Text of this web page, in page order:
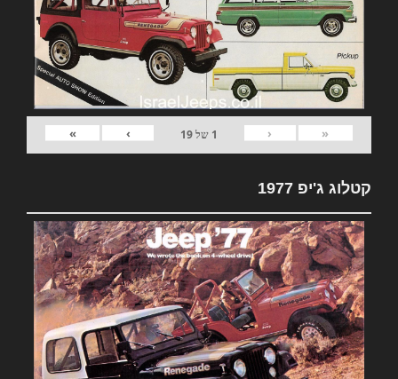
«
‹
1 של19
›
»
קטלוג ג'יפ 1977